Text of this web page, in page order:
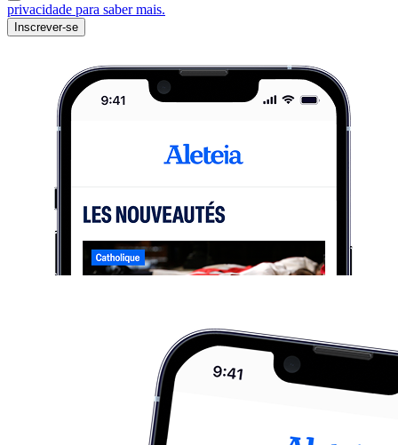
privacidade para saber mais.
Inscrever-se